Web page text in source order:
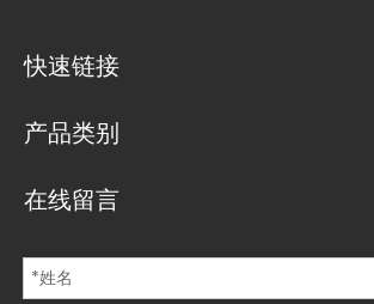
比路人之间的关系更为疏离。这种现象体现出
扎。在义利关系的论述上，渔夫将“义”与“利”置
端，强调义是谦让和仁爱的根本，而利则是争
沼。这种观点不仅彰显了对道德行为的推崇，
为进一步说明道德选择的决定性作用，渔夫以
指出尽管同为人类，却因为面对利害时的不同
快速链接
产品类别
在线留言